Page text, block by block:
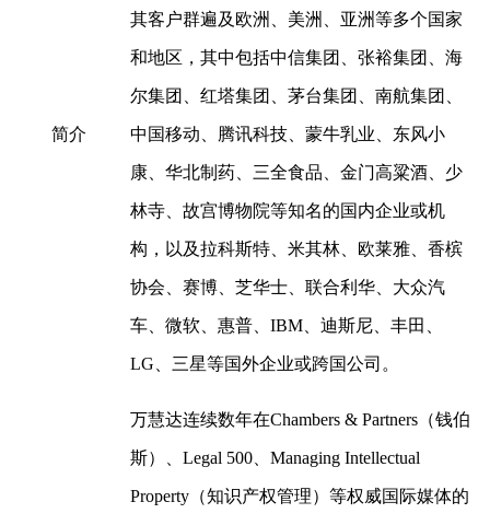
简介
其客户群遍及欧洲、美洲、亚洲等多个国家
和地区，其中包括中信集团、张裕集团、海
尔集团、红塔集团、茅台集团、南航集团、
中国移动、腾讯科技、蒙牛乳业、东风小
康、华北制药、三全食品、金门高粱酒、少
林寺、故宫博物院等知名的国内企业或机
构，以及拉科斯特、米其林、欧莱雅、香槟
协会、赛博、芝华士、联合利华、大众汽
车、微软、惠普、IBM、迪斯尼、丰田、
LG、三星等国外企业或跨国公司。
万慧达连续数年在Chambers & Partners（钱伯
斯）、Legal 500、Managing Intellectual
Property（知识产权管理）等权威国际媒体的